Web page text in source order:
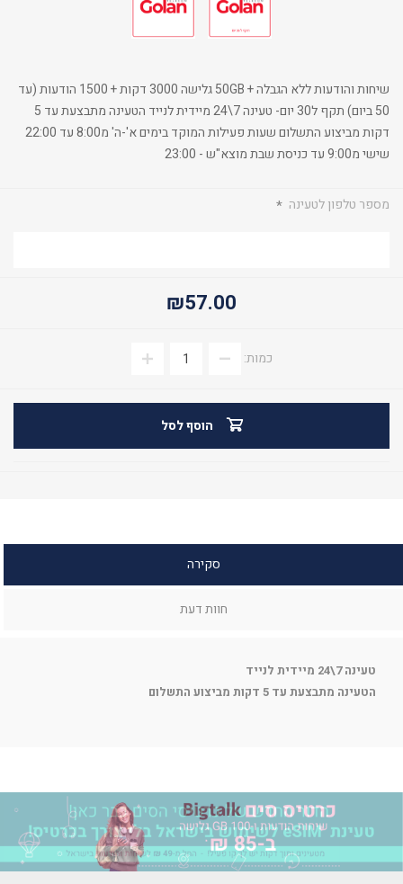
שיחות והודעות ללא הגבלה + 50GB גלישה 3000 דקות + 1500 הודעות (עד
50 ביום) תקף ל30 יום- טעינה 7\24 מיידית לנייד הטעינה מתבצעת עד 5
דקות מביצוע התשלום שעות פעילות המוקד בימים א'-ה' מ8:00 עד 22:00
שישי מ9:00 עד כניסת שבת מוצא"ש - 23:00
מספר טלפון לטעינה *
₪57.00
כמות:
הוסף לסל
סקירה
חוות דעת
טעינה 7\24 מיידית לנייד
הטעינה מתבצעת עד 5 דקות מביצוע התשלום